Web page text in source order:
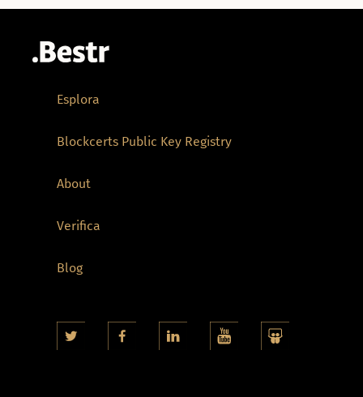
Esplora
Blockcerts Public Key Registry
About
Verifica
Blog